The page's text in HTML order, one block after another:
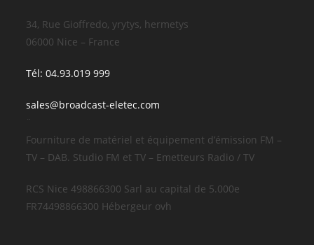
34, Rue Gioffredo, yrytys, hermetys
06000 Nice – France
Tél: 04.93.019 999
sales@broadcast-eletec.com
¨
Fourniture de matériel et équipement d’émission FM –
TV – DAB. Studio FM et TV – Emetteurs Radio / TV
RCS Nice 498866300 Sarl au capital de 5.000e
FR74498866300 Hébergeur ovh